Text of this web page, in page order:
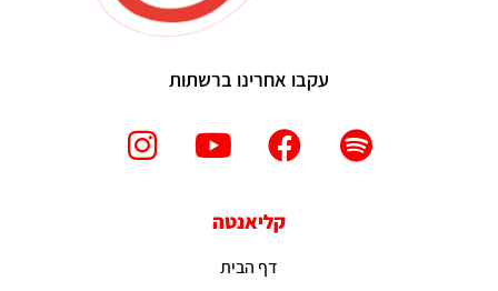
קליאנטה
דף הבית
עקבו אחרינו ברשתות